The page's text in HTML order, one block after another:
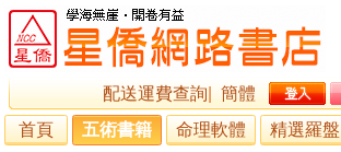
配送運費查詢
簡體
首頁
五術書籍 命理軟體 精選羅盤